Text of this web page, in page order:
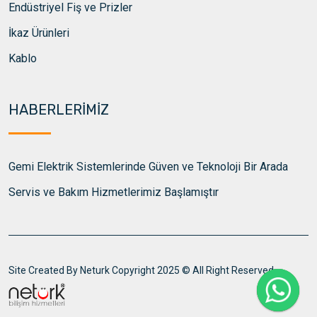
Endüstriyel Fiş ve Prizler
İkaz Ürünleri
Kablo
HABERLERİMİZ
Gemi Elektrik Sistemlerinde Güven ve Teknoloji Bir Arada
Servis ve Bakım Hizmetlerimiz Başlamıştır
Site Created By Neturk Copyright 2025 © All Right Reserved.